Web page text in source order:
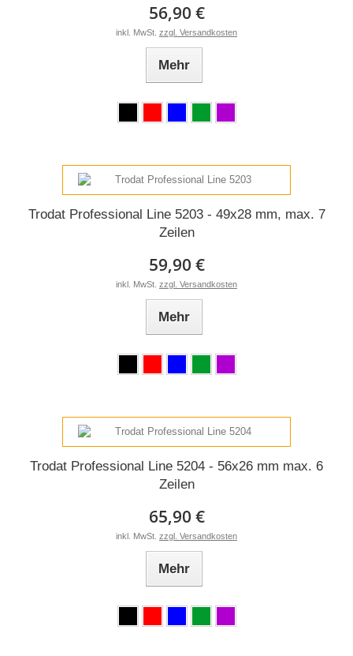
56,90 €
inkl. MwSt. zzgl. Versandkosten
Mehr
Trodat Professional Line 5203 - 49x28 mm, max. 7
Zeilen
59,90 €
inkl. MwSt. zzgl. Versandkosten
Mehr
Trodat Professional Line 5204 - 56x26 mm max. 6
Zeilen
65,90 €
inkl. MwSt. zzgl. Versandkosten
Mehr